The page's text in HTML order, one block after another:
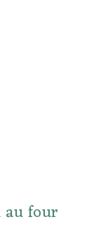
four